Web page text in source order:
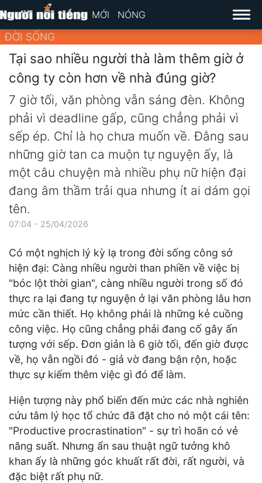
MỚI NÓNG
ĐỜI SỐNG
Tại sao nhiều người thà làm thêm giờ ở
công ty còn hơn về nhà đúng giờ?
7 giờ tối, văn phòng vẫn sáng đèn. Không
phải vì deadline gấp, cũng chẳng phải vì
sếp ép. Chỉ là họ chưa muốn về. Đằng sau
những giờ tan ca muộn tự nguyện ấy, là
một câu chuyện mà nhiều phụ nữ hiện đại
đang âm thầm trải qua nhưng ít ai dám gọi
tên.
07:04 - 25/04/2026
Có một nghịch lý kỳ lạ trong đời sống công sở
hiện đại: Càng nhiều người than phiền về việc bị
"bóc lột thời gian", càng nhiều người trong số đó
thực ra lại đang tự nguyện ở lại văn phòng lâu hơn
mức cần thiết. Họ không phải là những kẻ cuồng
công việc. Họ cũng chẳng phải đang cố gây ấn
tượng với sếp. Đơn giản là 6 giờ tối, đến giờ được
về, họ vẫn ngồi đó - giả vờ đang bận rộn, hoặc
thực sự kiếm thêm việc gì đó để làm.
Hiện tượng này phổ biến đến mức các nhà nghiên
cứu tâm lý học tổ chức đã đặt cho nó một cái tên:
"Productive procrastination" - sự trì hoãn có vẻ
năng suất. Nhưng ẩn sau thuật ngữ tưởng khô
khan ấy là những góc khuất rất đời, rất người, và
đặc biệt rất phụ nữ.